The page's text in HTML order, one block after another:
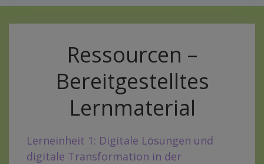
Ressourcen –
Bereitgestelltes
Lernmaterial
Lerneinheit 1: Digitale Lösungen und
digitale Transformation in der